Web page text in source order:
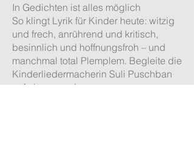
In Gedichten ist alles möglich
So klingt Lyrik für Kinder heute: witzig
und frech, anrührend und kritisch,
besinnlich und hoffnungsfroh – und
manchmal total Plemplem. Begleite die
Kinderliedermacherin Suli Puschban
auf einer wundersamen